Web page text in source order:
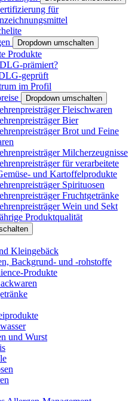
für
Dropdown umschalten
Produkte
prämiert?
geprüft
im Profil
Dropdown umschalten
Fleischwaren
Bier
Brot und Feine
Milcherzeugnisse
für verarbeitete
und Kartoffelprodukte
Spirituosen
Fruchtgetränke
Wein und Sekt
Produktqualität
Kleingebäck
Backgrund- und -rohstoffe
Produkte
und Wurst